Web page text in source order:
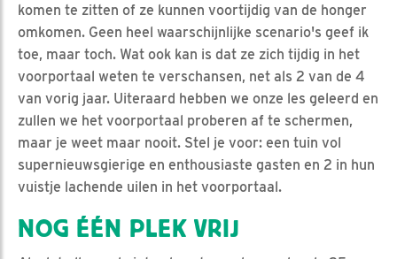
komen te zitten of ze kunnen voortijdig van de honger
omkomen. Geen heel waarschijnlijke scenario's geef ik
toe, maar toch. Wat ook kan is dat ze zich tijdig in het
voorportaal weten te verschansen, net als 2 van de 4
van vorig jaar. Uiteraard hebben we onze les geleerd en
zullen we het voorportaal proberen af te schermen,
maar je weet maar nooit. Stel je voor: een tuin vol
supernieuwsgierige en enthousiaste gasten en 2 in hun
vuistje lachende uilen in het voorportaal.
NOG ÉÉN PLEK VRIJ